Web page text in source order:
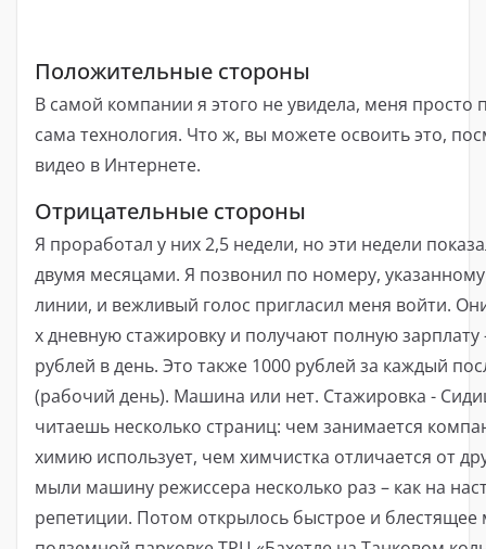
Положительные стороны
В самой компании я этого не увидела, меня просто
сама технология. Что ж, вы можете освоить это,
видео в Интернете.
Отрицательные стороны
Я проработал у них 2,5 недели, но эти недели
двумя месяцами. Я позвонил по номеру,
линии, и вежливый голос пригласил меня войти.
х дневную стажировку и получают полную зарплату
рублей в день. Это также 1000 рублей за каждый
(рабочий день). Машина или нет. Стажировка -
читаешь несколько страниц: чем занимается
химию использует, чем химчистка отличается от
мыли машину режиссера несколько раз – как на
репетиции. Потом открылось быстрое и блестящее